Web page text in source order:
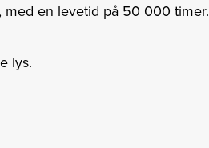
med en levetid på 50 000 timer.
lys.